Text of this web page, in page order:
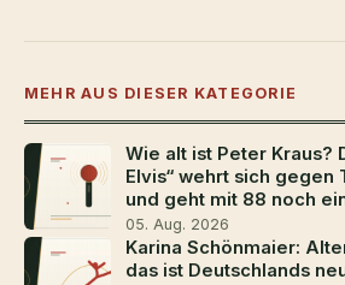
MEHR AUS DIESER KATEGORIE
Wie alt ist Peter Kraus?
Elvis“ wehrt sich gegen
und geht mit 88 noch
05. Aug. 2026
Karina Schönmaier:
das ist Deutschlands